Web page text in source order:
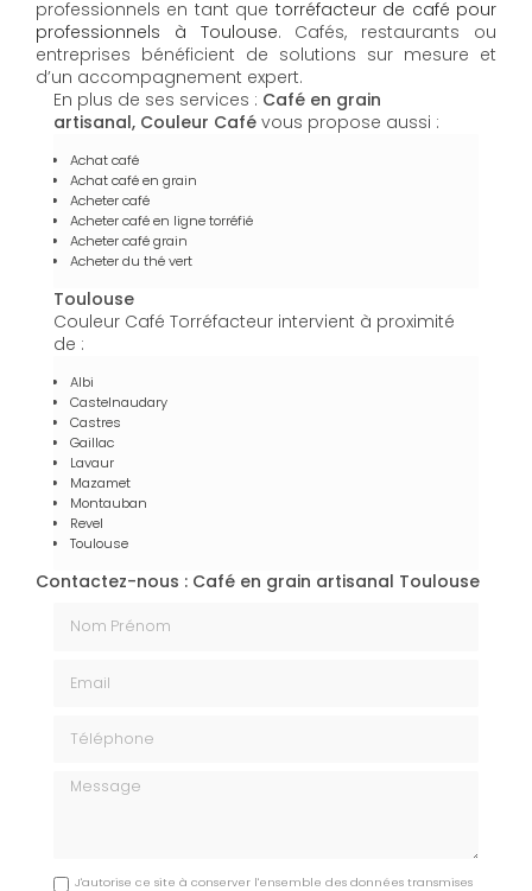
professionnels en tant que torréfacteur de café pour
professionnels à Toulouse. Cafés, restaurants ou
entreprises bénéficient de solutions sur mesure et
d’un accompagnement expert.
En plus de ses services : Café en grain
artisanal, Couleur Café vous propose aussi :
Achat café
Achat café en grain
Acheter café
Acheter café en ligne torréfié
Acheter café grain
Acheter du thé vert
Toulouse
Couleur Café Torréfacteur intervient à proximité
de :
Albi
Castelnaudary
Castres
Gaillac
Lavaur
Mazamet
Montauban
Revel
Toulouse
Contactez-nous : Café en grain artisanal Toulouse
Message
J'autorise ce site à conserver l'ensemble des données transmises